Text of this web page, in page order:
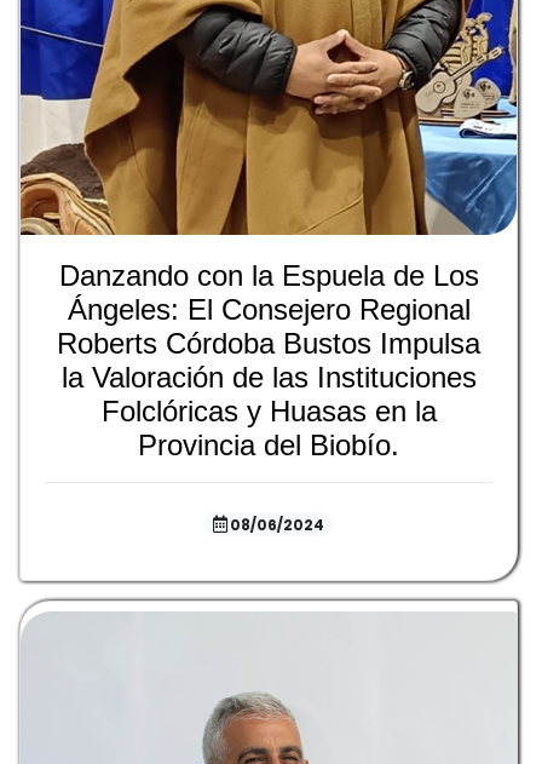
Danzando con la Espuela de Los
Ángeles: El Consejero Regional
Roberts Córdoba Bustos Impulsa
la Valoración de las Instituciones
Folclóricas y Huasas en la
Provincia del Biobío.
08/06/2024